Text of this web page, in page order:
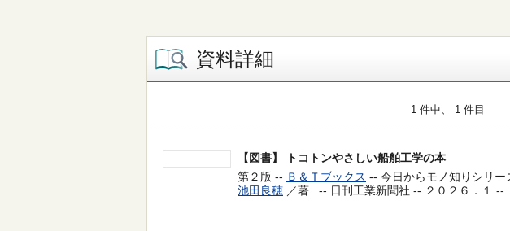
資料詳細
1 件中、 1 件目
【図書】
トコトンやさしい船舶工学の本
第２版 -- Ｂ＆Ｔブックス -- 今日からモノ知りシリー
池田良穂 ／著 -- 日刊工業新聞社 -- ２０２６．１ --